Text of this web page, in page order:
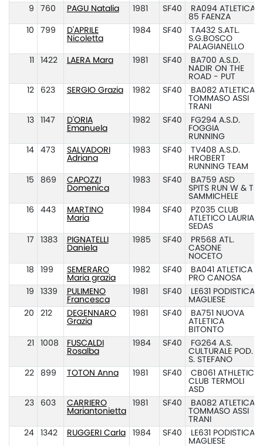
9
760 PAGU Natalia 1981 SF40
RA094 ATLETICA
85 FAENZA
10
799
D'APRILE
Nicoletta
1984 SF40
TA432 S.ATL.
S.G.BOSCO
PALAGIANELLO
1422 LAERA Mara 1981 SF40
BA700 A.S.D.
NADIR ON THE
ROAD - PUT
12
623 SERGIO Grazia 1982 SF40
BA082 ATLETICA
TOMMASO ASSI
TRANI
13
1147
D'ORIA
Emanuela
1982 SF40
FG294 A.S.D.
FOGGIA
RUNNING
14
473
SALVADORI
Adriana
1983 SF40
TV408 A.S.D.
HROBERT
RUNNING TEAM
15
869
CAPOZZI
Domenica
1983 SF40
BA759 ASD
SPITS RUN W & T
SAMMICHELE
16
443
MARTINO
Maria
1984 SF40
PZ035 CLUB
ATLETICO LAURIA
SEDAS
17
1383
PIGNATELLI
Daniela
1985 SF40
PR568 ATL.
CASONE
NOCETO
18
199
SEMERARO
Maria grazia
1982 SF40
BA041 ATLETICA
PRO CANOSA
19
1339
PULIMENO
Francesca
1981 SF40
LE631 PODISTICA
MAGLIESE
20
212
DEGENNARO
Grazia
1981 SF40
BA751 NUOVA
ATLETICA
BITONTO
21
1008
FUSCALDI
Rosalba
1984 SF40
FG264 A.S.
CULTURALE POD.
S. STEFANO
22
899 TOTON Anna 1981 SF40
CB061 ATHLETIC
CLUB TERMOLI
ASD
23
603
CARRIERO
Mariantonietta
1981 SF40
BA082 ATLETICA
TOMMASO ASSI
TRANI
24
1342 RUGGERI Carla 1984 SF40
LE631 PODISTICA
MAGLIESE